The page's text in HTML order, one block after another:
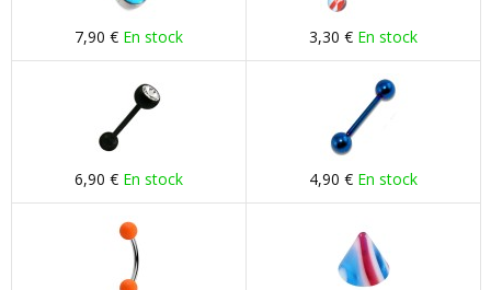
7,90 € En stock 3,30 € En stock
6,90 € En stock 4,90 € En stock